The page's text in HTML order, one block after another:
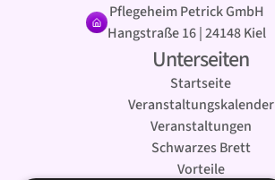
Pflegeheim Petrick GmbH
Hangstraße 16 | 24148 Kiel
Unterseiten
Startseite
Veranstaltungskalender
Veranstaltungen
Schwarzes Brett
Vorteile